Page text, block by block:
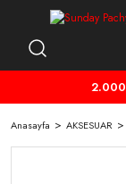
2.000
Anasayfa AKSESUAR